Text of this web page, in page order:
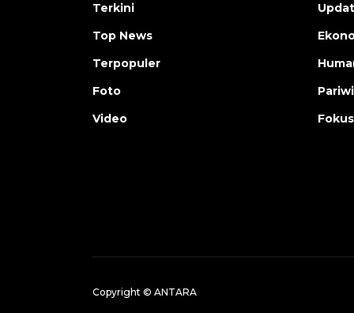
Terkini
Top News
Terpopuler
Foto
Video
Copyright © ANTARA